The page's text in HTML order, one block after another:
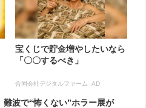
宝くじで貯金増やしたいなら
「〇〇するべき」
合同会社デジタルファーム AD
難波で“怖くない”ホラー展が